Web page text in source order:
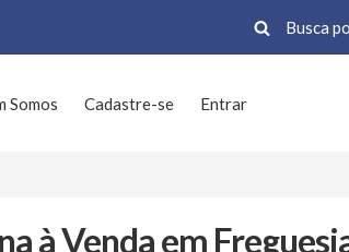
Somos Cadastre-se Entrar
à Venda em